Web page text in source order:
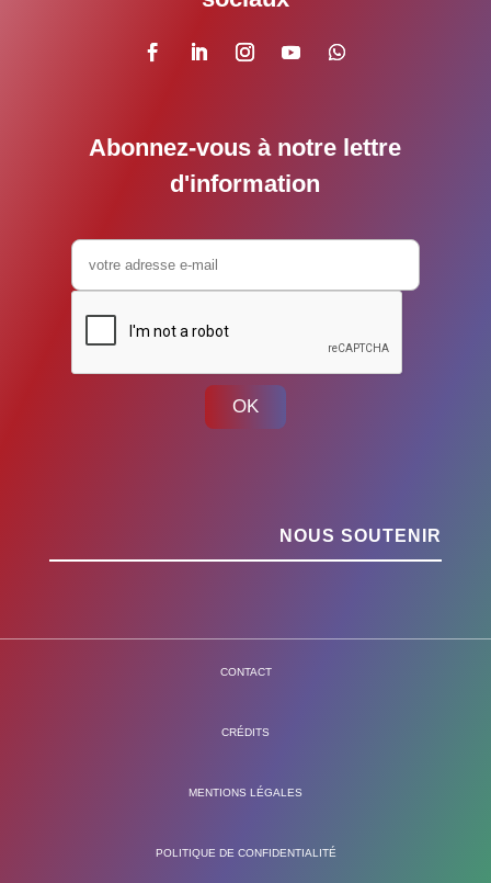
Abonnez-vous à notre lettre
d'information
OK
NOUS SOUTENIR
CONTACT
CRÉDITS
MENTIONS LÉGALES
POLITIQUE DE CONFIDENTIALITÉ